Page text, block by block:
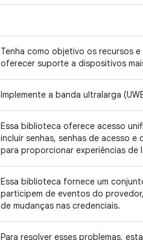
Tenha como objetivo os recursos
oferecer suporte a dispositivos
Implemente a banda ultralarga
Essa biblioteca oferece acesso
incluir senhas, senhas de acesso
para proporcionar experiências de
Essa biblioteca fornece um
participem de eventos do
de mudanças nas credenciais.
Para resolver esses problemas,